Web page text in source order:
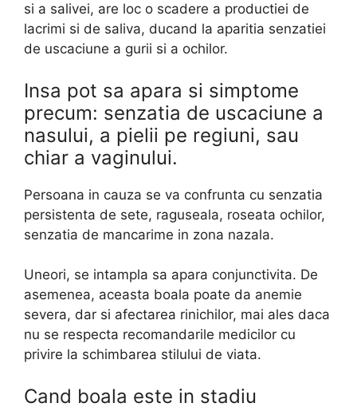
si a salivei, are loc o scadere a productiei de
lacrimi si de saliva, ducand la aparitia senzatiei
de uscaciune a gurii si a ochilor.
Insa pot sa apara si simptome
precum: senzatia de uscaciune a
nasului, a pielii pe regiuni, sau
chiar a vaginului.
Persoana in cauza se va confrunta cu senzatia
persistenta de sete, raguseala, roseata ochilor,
senzatia de mancarime in zona nazala.
Uneori, se intampla sa apara conjunctivita. De
asemenea, aceasta boala poate da anemie
severa, dar si afectarea rinichilor, mai ales daca
nu se respecta recomandarile medicilor cu
privire la schimbarea stilului de viata.
Cand boala este in stadiu